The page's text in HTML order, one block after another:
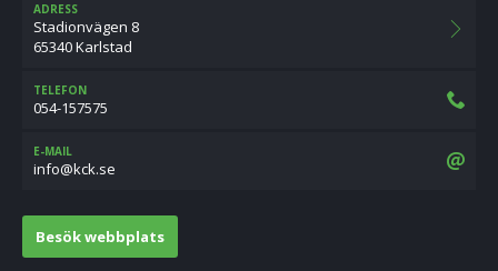
ADRESS
Stadionvägen 8
65340 Karlstad
TELEFON
054-157575
E-MAIL
es.kck@ofni
Besök webbplats